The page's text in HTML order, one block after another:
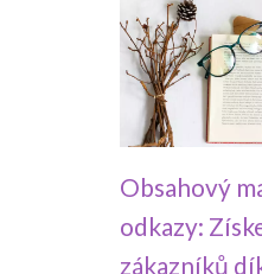
Obsahový
odkazy:
zákazníků